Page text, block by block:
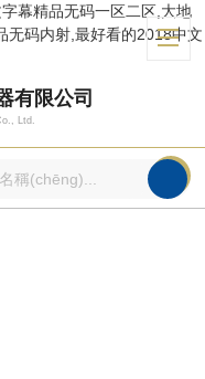
幕精品无码一区二区,大地
无码内射,最好看的2018中文
有限公司
Ltd.